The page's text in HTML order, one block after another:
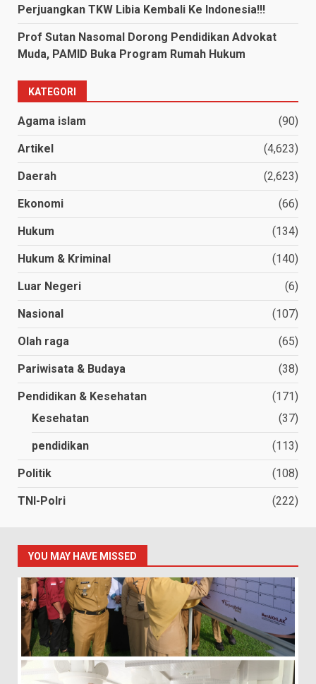
Perjuangkan TKW Libia Kembali Ke Indonesia!!!
Prof Sutan Nasomal Dorong Pendidikan Advokat
Muda, PAMID Buka Program Rumah Hukum
KATEGORI
Agama islam (90)
Artikel (4,623)
Daerah (2,623)
Ekonomi (66)
Hukum (134)
Hukum & Kriminal (140)
Luar Negeri (6)
Nasional (107)
Olah raga (65)
Pariwisata & Budaya (38)
Pendidikan & Kesehatan
(171)
Kesehatan
(37)
pendidikan (113)
Politik (108)
TNI-Polri (222)
YOU MAY HAVE MISSED